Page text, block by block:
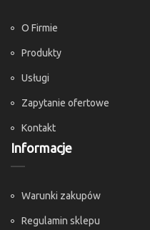
O Firmie
Produkty
Usługi
Zapytanie ofertowe
Kontakt
Informacje
Warunki zakupów
Regulamin sklepu